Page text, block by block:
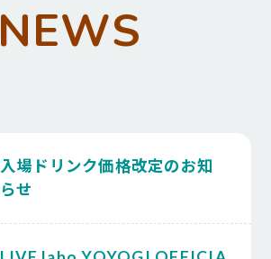
NEWS
入場ドリンク価格改定のお知
らせ